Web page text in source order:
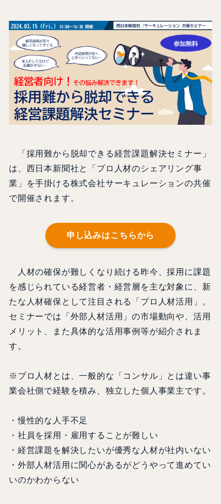
「採用難から脱却できる経営課題解決セミナー」
は、西日本新聞社と「プロ人材のシェアリング事
業」を手掛ける株式会社サーキュレーションの共催
で開催されます。
申し込みはこちらから
人材の確保が難しくなり続ける昨今、採用に課題
を感じられている経営者・経営層を主な対象に、新
たな人材確保として注目される「プロ人材活用」。
セミナーでは「外部人材活用」の市場動向や、活用
メリット、また具体的な活用事例等が紹介されま
す。
※プロ人材とは、一般的な「コンサル」とは違い事
業会社側で経験を積み、独立した個人事業主です。
・慢性的な人手不足
・社員を採用・雇用することが難しい
・経営課題を解決したいが優秀な人材が社内いない
・外部人材活用に関心があるがどうやって進めてい
いのかわからない